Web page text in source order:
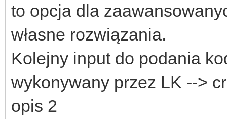
to opcja dla
własne rozwiązania.
Kolejny input do podania
wykonywany przez LK -->
opis 2